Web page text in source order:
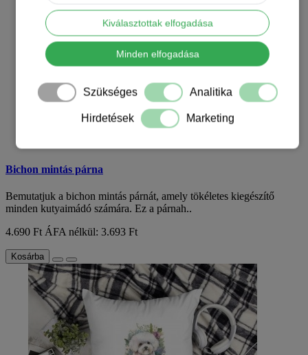
Bichon mintás párna
Bemutatjuk a bichon mintás párnát, amely tökéletes kiegészítő
minden kutyaimádó számára. Ez a párnah..
4.690 Ft ÁFA nélkül: 3.693 Ft
Kosárba
Kiválasztottak elfogadása
Minden elfogadása
Szükséges Analitika
Hirdetések Marketing